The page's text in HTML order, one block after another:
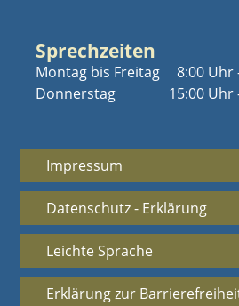
Sprechzeiten
Montag bis Freitag
Donnerstag
8:00 Uhr
15:00 Uhr
Impressum
Datenschutz - Erklärung
Leichte Sprache
Erklärung zur